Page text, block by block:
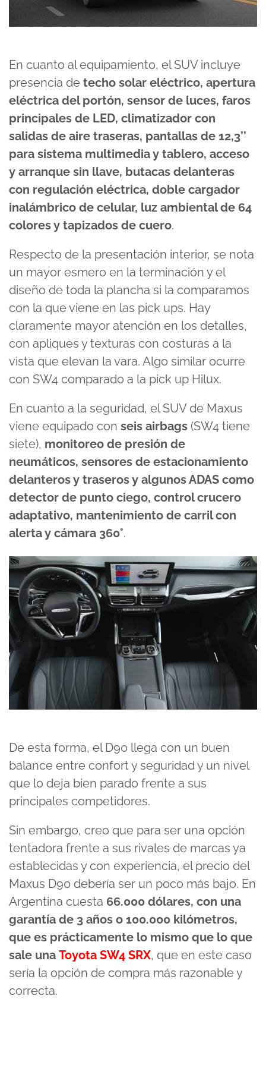
En cuanto al equipamiento, el SUV incluye
presencia de techo solar eléctrico, apertura
eléctrica del portón, sensor de luces, faros
principales de LED, climatizador con
salidas de aire traseras, pantallas de 12,3’’
para sistema multimedia y tablero, acceso
y arranque sin llave, butacas delanteras
con regulación eléctrica, doble cargador
inalámbrico de celular, luz ambiental de 64
colores y tapizados de cuero.
Respecto de la presentación interior, se nota
un mayor esmero en la terminación y el
diseño de toda la plancha si la comparamos
con la que viene en las pick ups. Hay
claramente mayor atención en los detalles,
con apliques y texturas con costuras a la
vista que elevan la vara. Algo similar ocurre
con SW4 comparado a la pick up Hilux.
En cuanto a la seguridad, el SUV de Maxus
viene equipado con seis airbags (SW4 tiene
siete), monitoreo de presión de
neumáticos, sensores de estacionamiento
delanteros y traseros y algunos ADAS como
detector de punto ciego, control crucero
adaptativo, mantenimiento de carril con
alerta y cámara 360°.
De esta forma, el D90 llega con un buen
balance entre confort y seguridad y un nivel
que lo deja bien parado frente a sus
principales competidores.
Sin embargo, creo que para ser una opción
tentadora frente a sus rivales de marcas ya
establecidas y con experiencia, el precio del
Maxus D90 debería ser un poco más bajo. En
Argentina cuesta 66.000 dólares, con una
garantía de 3 años o 100.000 kilómetros,
que es prácticamente lo mismo que lo que
sale una Toyota SW4 SRX, que en este caso
sería la opción de compra más razonable y
correcta.